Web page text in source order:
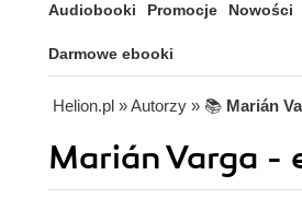
Audiobooki Promocje Nowości
Darmowe ebooki
Helion.pl » Autorzy » 📚 Marián
Marián Varga -